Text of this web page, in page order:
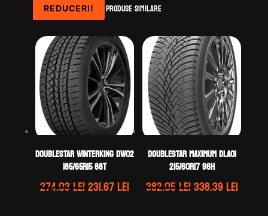
Produse similare
REDUCERI!
DOUBLESTAR WINTERKING DW02
185/65R15 88T
274.03leiPrețul
231.67leiPrețul
REDUCERI!
DOUBLESTAR MAXIMUM DLA01
215/60R17 96H
382.05leiPrețul
338.39leiPrețul
REDUCERI!
REDUCERI!